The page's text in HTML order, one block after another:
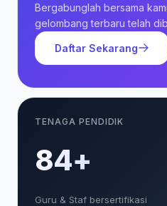
Bergabunglah bersama
gelombang terbaru telah
Daftar Sekarang
TENAGA PENDIDIK
85+
Guru & Staf bersertifikasi